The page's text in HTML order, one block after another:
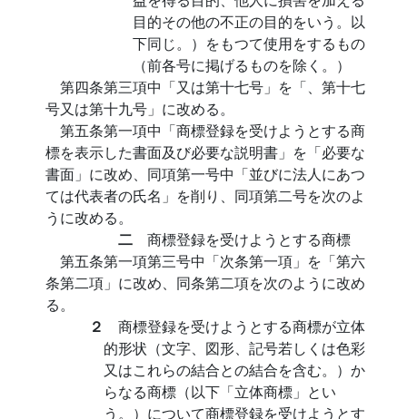
目的その他の不正の目的をいう。以
下同じ。）をもつて使用をするもの
（前各号に掲げるものを除く。）
第四条第三項中「又は第十七号」を「、第十七
号又は第十九号」に改める。
第五条第一項中「商標登録を受けようとする商
標を表示した書面及び必要な説明書」を「必要な
書面」に改め、同項第一号中「並びに法人にあつ
ては代表者の氏名」を削り、同項第二号を次のよ
うに改める。
二 商標登録を受けようとする商標
第五条第一項第三号中「次条第一項」を「第六
条第二項」に改め、同条第二項を次のように改め
る。
２ 商標登録を受けようとする商標が立体
的形状（文字、図形、記号若しくは色彩
又はこれらの結合との結合を含む。）か
らなる商標（以下「立体商標」とい
う。）について商標登録を受けようとす